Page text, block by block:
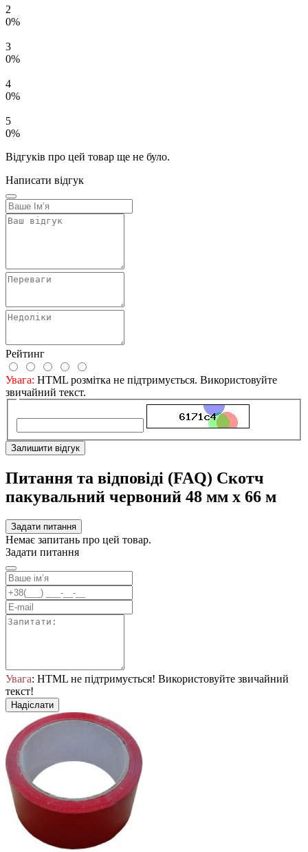
2
0%
3
0%
4
0%
5
0%
Відгуків про цей товар ще не було.
Написати відгук
Рейтинг
Увага: HTML розмітка не підтримується. Використовуйте
звичайний текст.
Залишити відгук
Питання та відповіді (FAQ) Скотч
пакувальний червоний 48 мм х 66 м
Задати питання
Немає запитань про цей товар.
Задати питання
Увага: HTML не підтримується! Використовуйте звичайний
текст!
Надіслати